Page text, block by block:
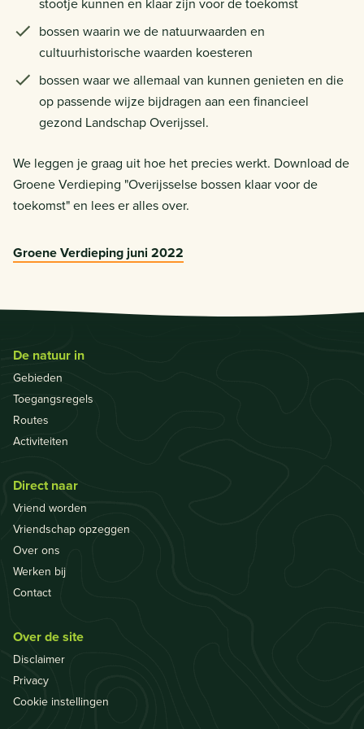
stootje kunnen en klaar zijn voor de toekomst
bossen waarin we de natuurwaarden en
cultuurhistorische waarden koesteren
bossen waar we allemaal van kunnen genieten en die
op passende wijze bijdragen aan een financieel
gezond Landschap Overijssel.
We leggen je graag uit hoe het precies werkt. Download de
Groene Verdieping "Overijsselse bossen klaar voor de
toekomst" en lees er alles over.
Groene Verdieping juni 2022
De natuur in
Gebieden
Toegangsregels
Routes
Activiteiten
Direct naar
Vriend worden
Vriendschap opzeggen
Over ons
Werken bij
Contact
Over de site
Disclaimer
Privacy
Cookie instellingen